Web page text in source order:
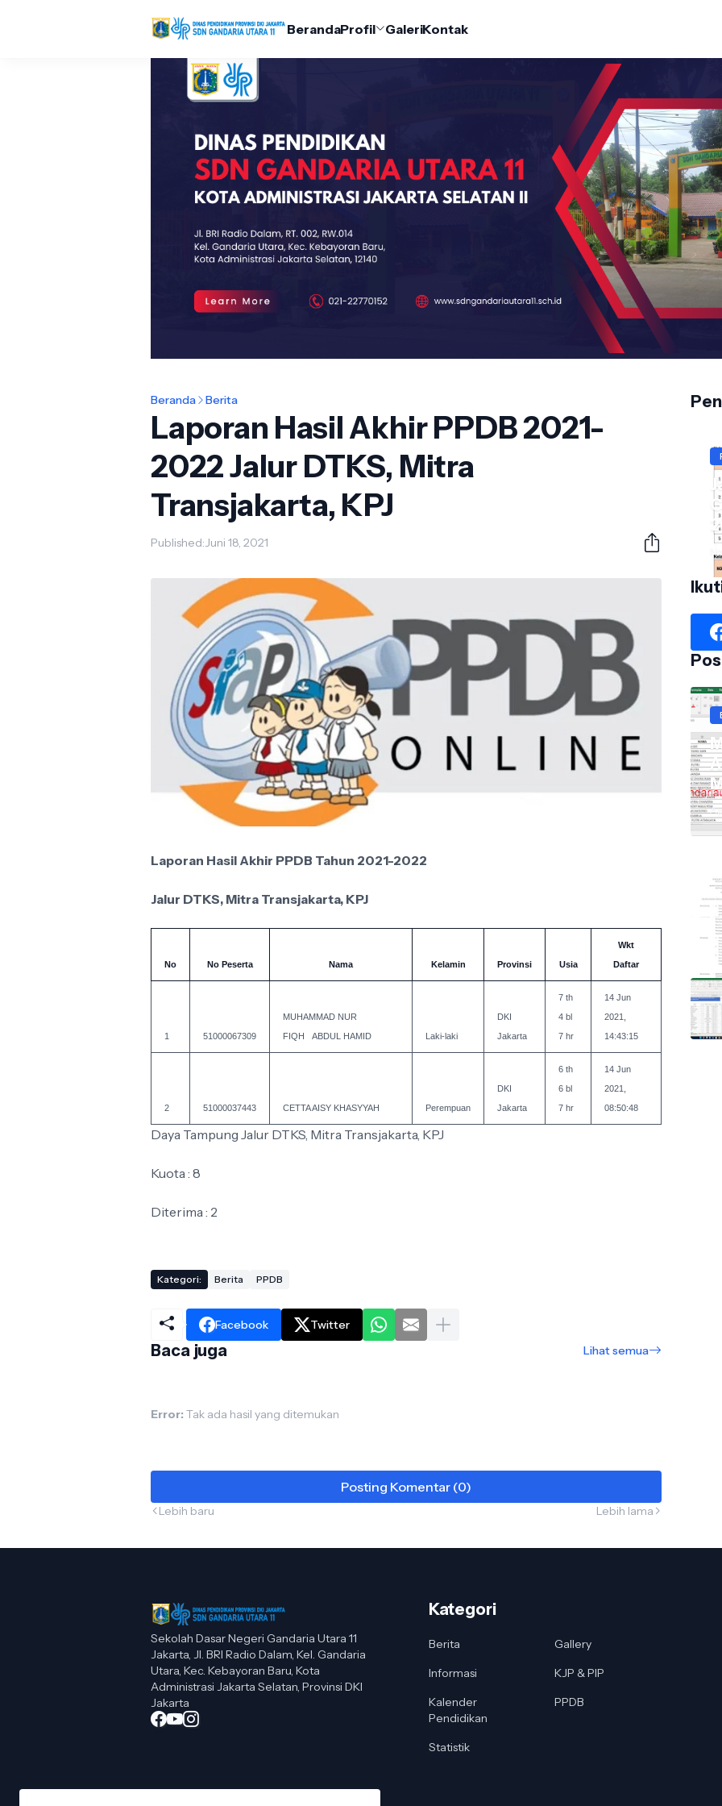
BerandaProfil GaleriKontak
Beranda Berita
Laporan Hasil Akhir PPDB 2021-
2022 Jalur DTKS, Mitra
Transjakarta, KPJ
Published: Juni 18, 2021
Laporan Hasil Akhir PPDB Tahun 2021-2022
Jalur DTKS, Mitra Transjakarta, KPJ
No No Peserta Nama Kelamin Provinsi Usia
Wkt
Daftar
1 51000067309
MUHAMMAD NUR
FIQH ABDUL HAMID
Laki-laki
DKI
Jakarta
7 th
4 bl
7 hr
14 Jun
2021,
14:43:15
2 51000037443 CETTA AISY KHASYYAH Perempuan
DKI
Jakarta
6 th
6 bl
7 hr
14 Jun
2021,
08:50:48
Daya Tampung Jalur DTKS, Mitra Transjakarta, KPJ
Kuota : 8
Diterima : 2
Kategori: Berita PPDB
Facebook Twitter
Baca juga Lihat semua
Error: Tak ada hasil yang ditemukan
Posting Komentar (0)
Lebih baru Lebih lama
Sekolah Dasar Negeri Gandaria Utara 11
Jakarta, Jl. BRI Radio Dalam, Kel. Gandaria
Utara, Kec. Kebayoran Baru, Kota
Administrasi Jakarta Selatan, Provinsi DKI
Jakarta
Kategori
Berita
Gallery
Informasi
KJP & PIP
Kalender
Pendidikan
PPDB
Statistik